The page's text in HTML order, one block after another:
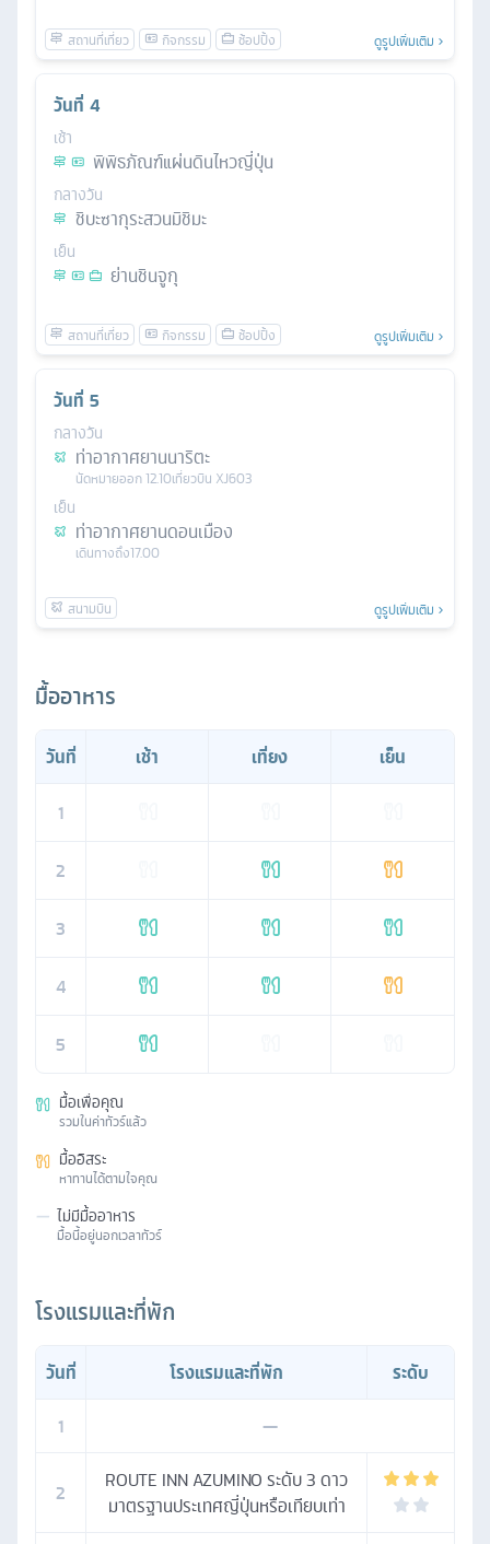
ดูรูปเพิ่มเติม
วันที่ 4
เช้า
พิพิธภัณฑ์แผ่นดินไหวญี่ปุ่น
กลางวัน
ชิบะซากุระสวนมิชิมะ
เย็น
ย่านชินจูกุ
ดูรูปเพิ่มเติม
วันที่ 5
กลางวัน
ท่าอากาศยานนาริตะ
นัดหมายออก12.10เที่ยวบิน XJ603
เย็น
ท่าอากาศยานดอนเมือง
เดินทางถึง17.00
ดูรูปเพิ่มเติม
มื้ออาหาร
วันที่ เช้า เที่ยง
เย็น
1
2
3
4
5
มื้อเพื่อคุณ
รวมในค่าทัวร์แล้ว
มื้ออิสระ
หาทานได้ตามใจคุณ
— ไม่มีมื้ออาหาร
มื้อนี้อยู่นอกเวลาทัวร์
โรงแรมและที่พัก
วันที่ โรงแรมและที่พัก
ระดับ
1
—
2
ROUTE INN AZUMINO ระดับ 3 ดาว
มาตรฐานประเทศญี่ปุ่นหรือเทียบเท่า